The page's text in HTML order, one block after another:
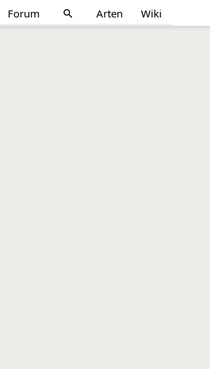
Forum search Arten Wiki